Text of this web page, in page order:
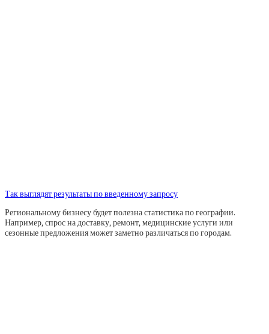
Так выглядят результаты по введенному запросу
Региональному бизнесу будет полезна статистика по географии.
Например, спрос на доставку, ремонт, медицинские услуги или
сезонные предложения может заметно различаться по городам.